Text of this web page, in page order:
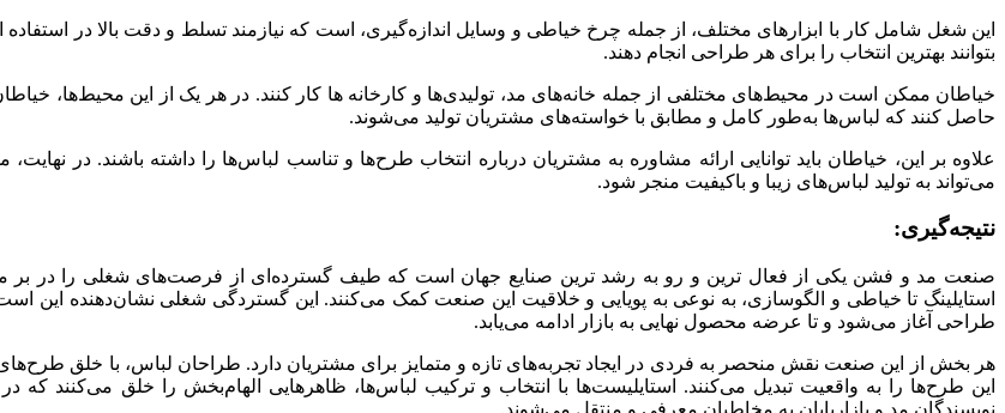
این شغل شامل کار با ابزارهای مختلف، از جمله چرخ خیاطی و وسایل اندازه‌گیری، است که نیازمند تسلط و دقت بالا در استفاده از
بتوانند بهترین انتخاب را برای هر طراحی انجام دهند.
خیاطان ممکن است در محیط‌های مختلفی از جمله خانه‌های مد، تولیدی‌ها و کارخانه ها کار کنند. در هر یک از این محیط‌ها، خیاطان
حاصل کنند که لباس‌ها به‌طور کامل و مطابق با خواسته‌های مشتریان تولید می‌شوند.
علاوه بر این، خیاطان باید توانایی ارائه مشاوره به مشتریان درباره انتخاب طرح‌ها و تناسب لباس‌ها را داشته باشند. در
می‌تواند به تولید لباس‌های زیبا و باکیفیت منجر شود.
نتیجه‌گیری:
صنعت مد و فشن یکی از فعال ترین و رو به رشد ترین صنایع جهان است که طیف گسترده‌ای از فرصت‌های شغلی را در بر
استایلینگ تا خیاطی و الگوسازی، به نوعی به پویایی و خلاقیت این صنعت کمک می‌کنند. این گستردگی شغلی نشان‌دهنده‌ این
طراحی آغاز می‌شود و تا عرضه محصول نهایی به بازار ادامه می‌یابد.
هر بخش از این صنعت نقش منحصر به فردی در ایجاد تجربه‌های تازه و متمایز برای مشتریان دارد. طراحان لباس، با خلق
این طرح‌ها را به واقعیت تبدیل می‌کنند. استایلیست‌ها با انتخاب و ترکیب لباس‌ها، ظاهرهایی الهام‌بخش را خلق می‌کنند
نویسندگان مد و بازاریابان به مخاطبان معرفی و منتقل می‌شوند.